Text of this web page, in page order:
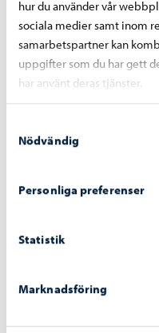
hur du använder vår
sociala medier samt inom
samarbetspartner kan
uppgifter som du har gett
har använt deras tjänster.
Nödvändig
Personliga preferenser
Statistik
Marknadsföring
Kyrkogatan: bland
körhastigheter och
väjningsregler
Dela på Facebook
Faktureringen av
september –